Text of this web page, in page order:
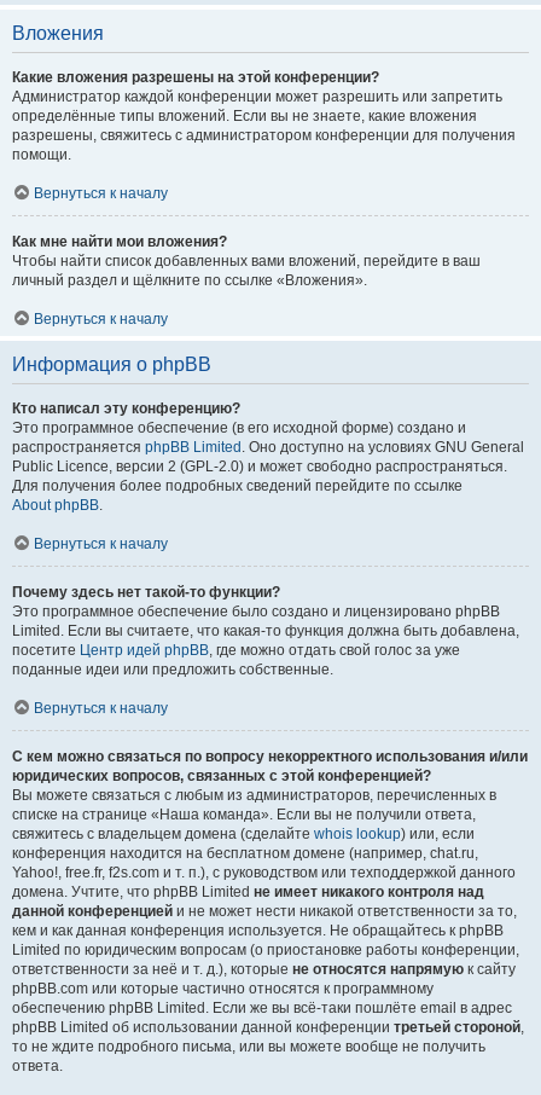
Вложения
Какие вложения разрешены на этой конференции?
Администратор каждой конференции может разрешить или запретить
определённые типы вложений. Если вы не знаете, какие вложения
разрешены, свяжитесь с администратором конференции для получения
помощи.
Вернуться к началу
Как мне найти мои вложения?
Чтобы найти список добавленных вами вложений, перейдите в ваш
личный раздел и щёлкните по ссылке «Вложения».
Вернуться к началу
Информация о phpBB
Кто написал эту конференцию?
Это программное обеспечение (в его исходной форме) создано и
распространяется phpBB Limited . Оно доступно на условиях GNU General
Public Licence, версии 2 (GPL-2.0) и может свободно распространяться.
Для получения более подробных сведений перейдите по ссылке
About phpBB.
Вернуться к началу
Почему здесь нет такой-то функции?
Это программное обеспечение было создано и лицензировано phpBB
Limited. Если вы считаете, что какая-то функция должна быть добавлена,
посетите Центр идей phpBB, где можно отдать свой голос за уже
поданные идеи или предложить собственные.
Вернуться к началу
С кем можно связаться по вопросу некорректного использования и/или
юридических вопросов, связанных с этой конференцией?
Вы можете связаться с любым из администраторов, перечисленных в
списке на странице «Наша команда». Если вы не получили ответа,
свяжитесь с владельцем домена (сделайте whois lookup) или, если
конференция находится на бесплатном домене (например, chat.ru,
Yahoo!, free.fr, f2s.com и т. п.), с руководством или техподдержкой данного
домена. Учтите, что phpBB Limited не имеет никакого контроля над
данной конференцией и не может нести никакой ответственности за то,
кем и как данная конференция используется. Не обращайтесь к phpBB
Limited по юридическим вопросам (о приостановке работы конференции,
ответственности за неё и т. д.), которые не относятся напрямую к сайту
phpBB.com или которые частично относятся к программному
обеспечению phpBB Limited. Если же вы всё-таки пошлёте email в адрес
phpBB Limited об использовании данной конференции третьей стороной,
то не ждите подробного письма, или вы можете вообще не получить
ответа.